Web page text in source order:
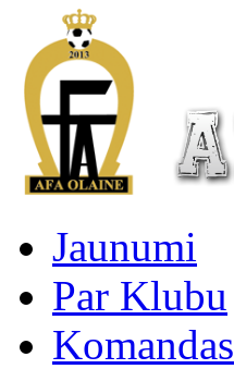
Jaunumi
Par Klubu
Komandas